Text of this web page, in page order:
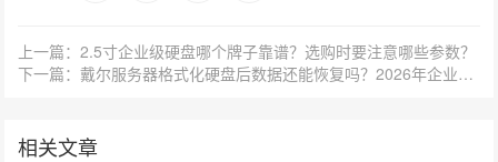
上一篇：2.5寸企业级硬盘哪个牌子靠谱？选购时要注意哪些参数？
下一篇：戴尔服务器格式化硬盘后数据还能恢复吗？2026年企业级硬盘选型避坑指南
相关文章